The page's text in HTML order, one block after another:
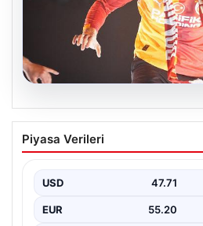
Barış Alper Yılmaz
Galatasaray’dan 2
Piyasa Verileri
USD 47.71
EUR 55.20